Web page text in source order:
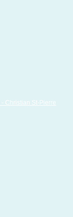
- Christian St-Pierre